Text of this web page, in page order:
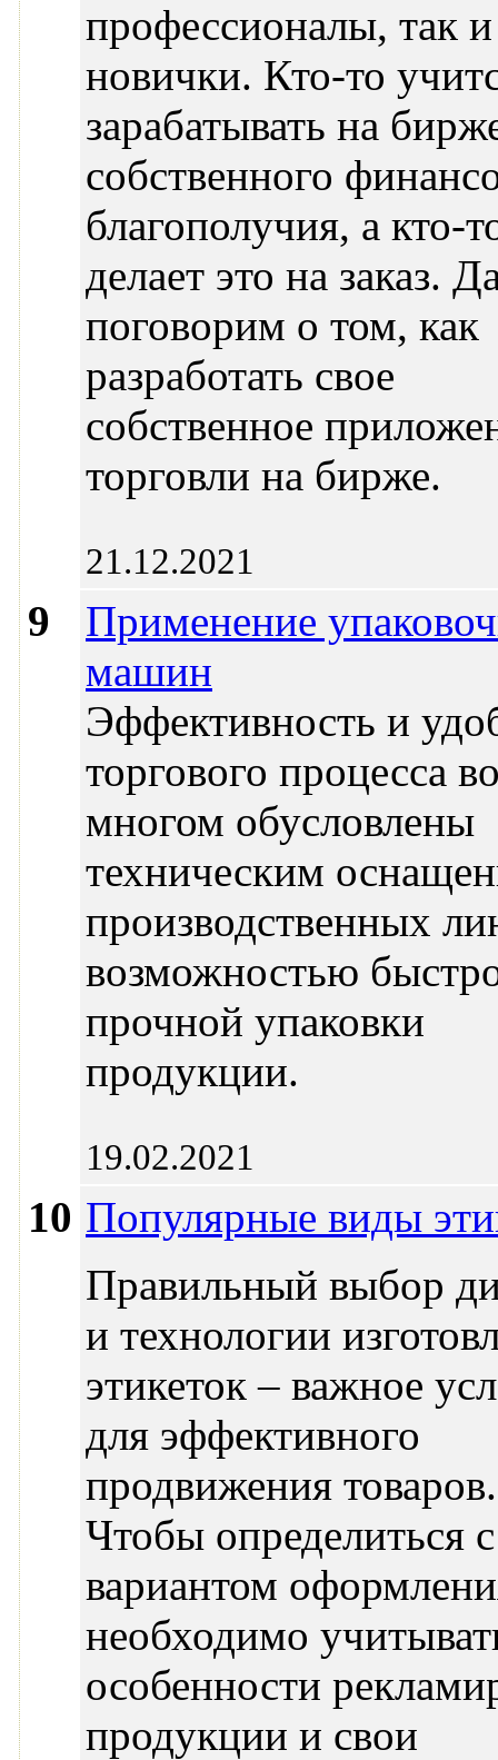
профессионалы, так и
новички. Кто-то
зарабатывать на
собственного
благополучия, а кто-
делает это на заказ.
поговорим о том, как
разработать свое
собственное
торговли на бирже.
21.12.2021
9
Применение
машин
Эффективность и
торгового процесса
многом обусловлены
техническим
производственных
возможностью
прочной упаковки
продукции.
19.02.2021
10 Популярные виды
Правильный выбор
и технологии
этикеток – важное
для эффективного
продвижения товаров.
Чтобы определиться с
вариантом
необходимо
особенности
продукции и свои